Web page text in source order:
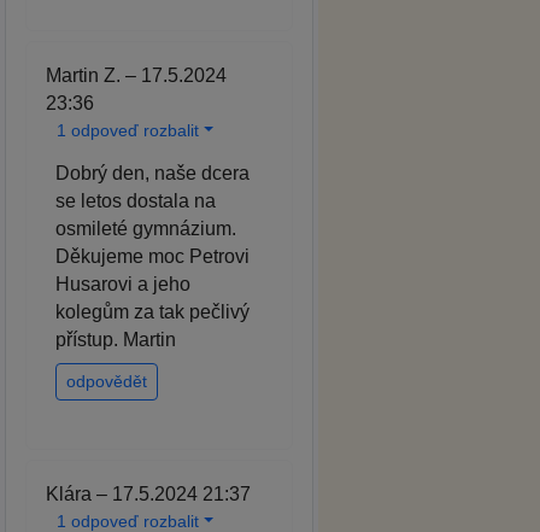
Martin Z. – 17.5.2024
23:36
1 odpoveď rozbalit
Dobrý den, naše dcera
se letos dostala na
osmileté gymnázium.
Děkujeme moc Petrovi
Husarovi a jeho
kolegům za tak pečlivý
přístup. Martin
odpovědět
Klára – 17.5.2024 21:37
1 odpoveď rozbalit